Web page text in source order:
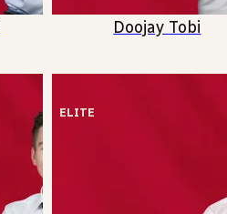
Doojay Tobi
ELITE